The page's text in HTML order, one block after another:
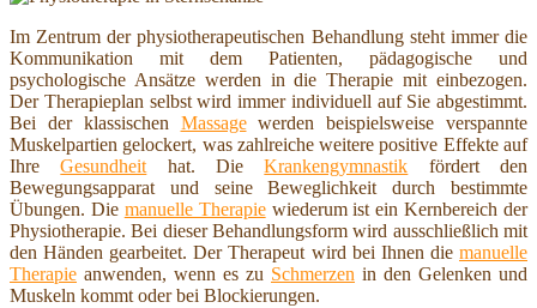
Im Zentrum der physiotherapeutischen Behandlung steht immer die
Kommunikation mit dem Patienten, pädagogische und
psychologische Ansätze werden in die Therapie mit einbezogen.
Der Therapieplan selbst wird immer individuell auf Sie abgestimmt.
Bei der klassischen Massagewerden beispielsweise verspannte
Muskelpartien gelockert, was zahlreiche weitere positive Effekte auf
IhreGesundheit hat. DieKrankengymnastik fördert den
Bewegungsapparat und seine Beweglichkeit durch bestimmte
Übungen. Die manuelle Therapiewiederum ist ein Kernbereich der
Physiotherapie. Bei dieser Behandlungsform wird ausschließlich mit
den Händen gearbeitet. Der Therapeut wird bei Ihnen die manuelle
Therapie anwenden, wenn es zu Schmerzen in den Gelenken und
Muskeln kommt oder bei Blockierungen.